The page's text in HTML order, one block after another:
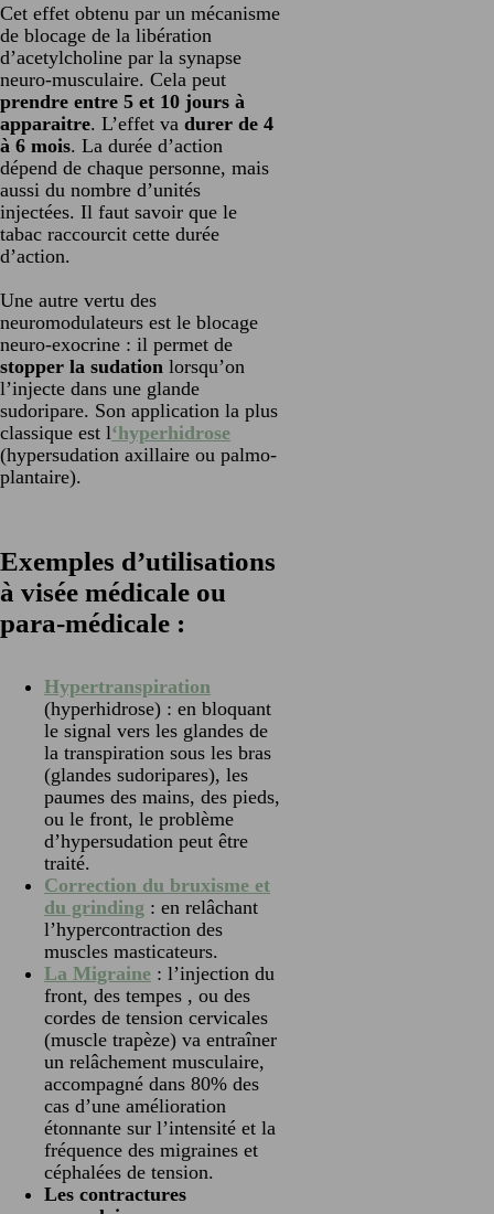
Cet effet obtenu par un mécanisme
de blocage de la libération
d’acetylcholine par la synapse
neuro-musculaire. Cela peut
prendre entre 5 et 10 jours à
apparaitre. L’effet va durer de 4
à 6 mois. La durée d’action
dépend de chaque personne, mais
aussi du nombre d’unités
injectées. Il faut savoir que le
tabac raccourcit cette durée
d’action.
Une autre vertu des
neuromodulateurs est le blocage
neuro-exocrine : il permet de
stopper la sudation lorsqu’on
l’injecte dans une glande
sudoripare. Son application la plus
classique est l‘hyperhidrose
(hypersudation axillaire ou palmo-
plantaire).
Exemples d’utilisations
à visée médicale ou
para-médicale :
Hypertranspiration
(hyperhidrose) : en bloquant
le signal vers les glandes de
la transpiration sous les bras
(glandes sudoripares), les
paumes des mains, des pieds,
ou le front, le problème
d’hypersudation peut être
traité.
Correction du bruxisme et
du grinding : en relâchant
l’hypercontraction des
muscles masticateurs.
La Migraine : l’injection du
front, des tempes , ou des
cordes de tension cervicales
(muscle trapèze) va entraîner
un relâchement musculaire,
accompagné dans 80% des
cas d’une amélioration
étonnante sur l’intensité et la
fréquence des migraines et
céphalées de tension.
Les contractures